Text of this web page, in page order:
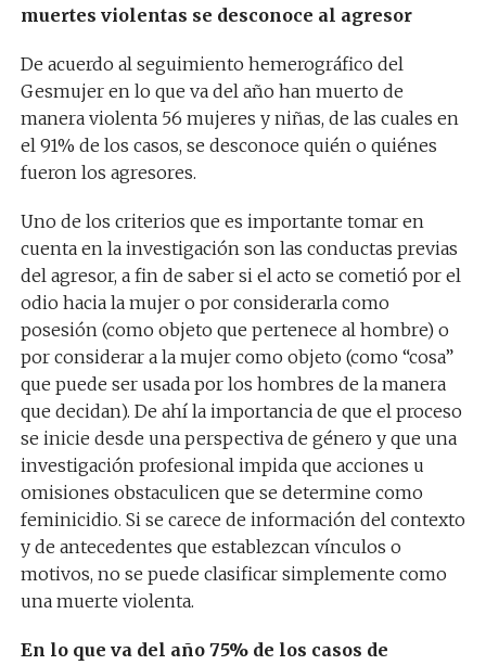
muertes violentas se desconoce al agresor
De acuerdo al seguimiento hemerográfico del
Gesmujer en lo que va del año han muerto de
manera violenta 56 mujeres y niñas, de las cuales en
el 91% de los casos, se desconoce quién o quiénes
fueron los agresores.
Uno de los criterios que es importante tomar en
cuenta en la investigación son las conductas previas
del agresor, a fin de saber si el acto se cometió por el
odio hacia la mujer o por considerarla como
posesión (como objeto que pertenece al hombre) o
por considerar a la mujer como objeto (como “cosa”
que puede ser usada por los hombres de la manera
que decidan). De ahí la importancia de que el proceso
se inicie desde una perspectiva de género y que una
investigación profesional impida que acciones u
omisiones obstaculicen que se determine como
feminicidio. Si se carece de información del contexto
y de antecedentes que establezcan vínculos o
motivos, no se puede clasificar simplemente como
una muerte violenta.
En lo que va del año 75% de los casos de